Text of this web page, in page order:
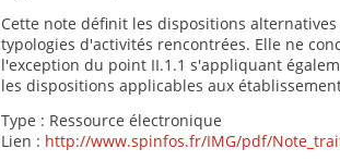
Cette note définit les dispositions
typologies d'activités rencontrées. Elle ne
l'exception du point II.1.1 s'appliquant
les dispositions applicables aux
Type : Ressource électronique
Lien : http://www.spinfos.fr/IMG/pdf/